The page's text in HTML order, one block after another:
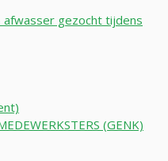
gezocht tijdens
(GENK)